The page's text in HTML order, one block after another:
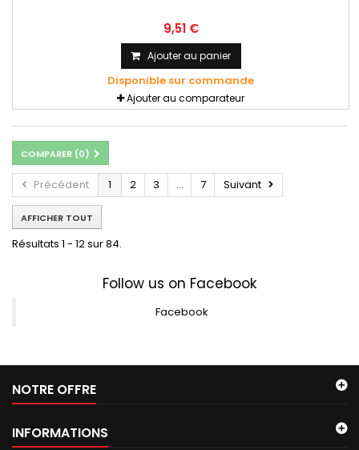
9,51 €
Ajouter au panier
Disponible sur commande
Ajouter au comparateur
COMPARER (0)
Précédent 1 2 3 ... 7 Suivant
AFFICHER TOUT
Résultats 1 - 12 sur 84.
Follow us on Facebook
Facebook
NOTRE OFFRE
INFORMATIONS